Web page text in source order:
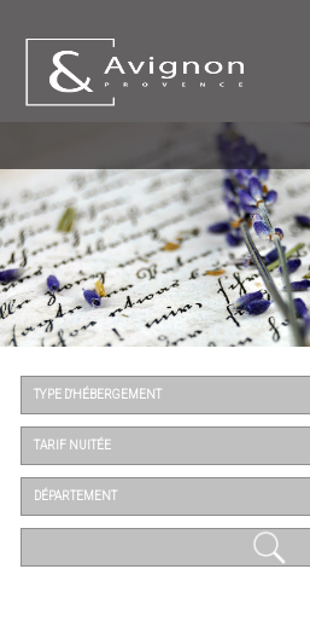
TYPE D'HÉBERGEMENT
TARIF NUITÉE
DÉPARTEMENT